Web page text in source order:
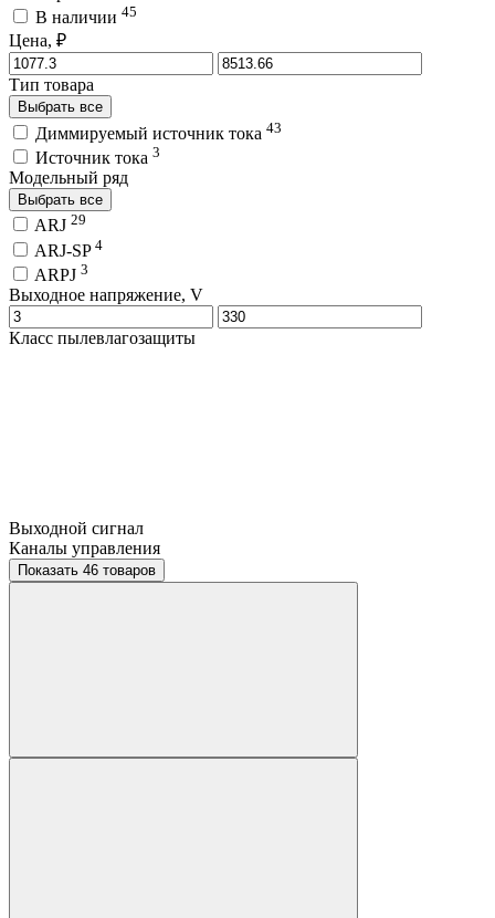
В наличии 45
Цена, ₽
Тип товара
Выбрать все
Диммируемый источник тока 43
Источник тока 3
Модельный ряд
Выбрать все
ARJ 29
ARJ-SP 4
ARPJ 3
Выходное напряжение, V
Класс пылевлагозащиты
Выходной сигнал
Каналы управления
Показать 46 товаров